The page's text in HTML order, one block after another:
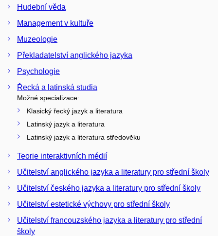
Hudební věda
Management v kultuře
Muzeologie
Překladatelství anglického jazyka
Psychologie
Řecká a latinská studia
Možné specializace:
Klasický řecký jazyk a literatura
Latinský jazyk a literatura
Latinský jazyk a literatura středověku
Teorie interaktivních médií
Učitelství anglického jazyka a literatury pro střední školy
Učitelství českého jazyka a literatury pro střední školy
Učitelství estetické výchovy pro střední školy
Učitelství francouzského jazyka a literatury pro střední
školy